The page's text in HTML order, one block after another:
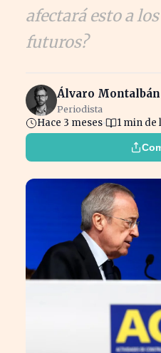
afectará esto a
futuros?
Álvaro Montalbán
Periodista
Hace 3 meses 1 min de